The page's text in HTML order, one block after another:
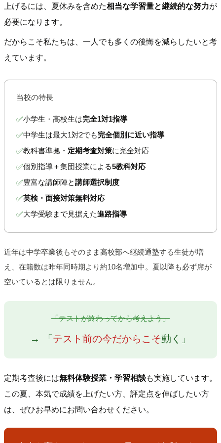
上げるには、夏休みを含めた相当な学習量と継続的な努力が
必要になります。
だからこそ私たちは、一人でも多くの後悔を減らしたいと考
えています。
当校の特長
✅小学生・高校生は完全1対1指導
✅中学生は最大1対2でも完全個別に近い指導
✅教科書準拠・ 定期考査対策に完全対応
✅個別指導＋集団授業による5教科対応
✅豊富な講師陣と講師選択制度
✅英検・面接対策無料対応
✅大学受験まで見据えた進路指導
近年は中学卒業後もそのまま高校部へ継続通塾する生徒が増
え、在籍数は昨年同時期より約10名増加中。夏以降も必ず席が
空いているとは限りません。
「テストが終わってから考えよう」
→ 「 テスト前の今だからこそ動く」
定期考査後には無料体験授業・学習相談も実施しています。
この夏、本気で成績を上げたい方、評定点を伸ばしたい方
は、ぜひお早めにお問い合わせください。